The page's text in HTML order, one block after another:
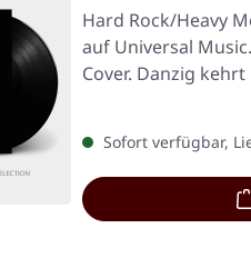
Hard Rock/Heavy
auf Universal
Cover. Danzig
Sofort verfügbar,